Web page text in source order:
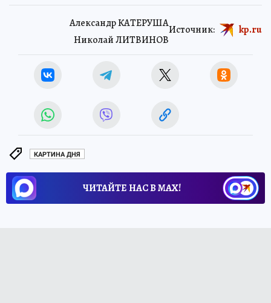
Александр КАТЕРУША
Николай ЛИТВИНОВ
Источник: kp.ru
КАРТИНА ДНЯ
ЧИТАЙТЕ НАС В МАХ!